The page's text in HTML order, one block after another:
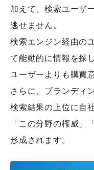
加えて、検索ユーザ
逃せません。
検索エンジン経由の
て能動的に情報を探
ユーザーよりも購買
さらに、ブランディ
検索結果の上位に自
「この分野の権威」
形成されます。